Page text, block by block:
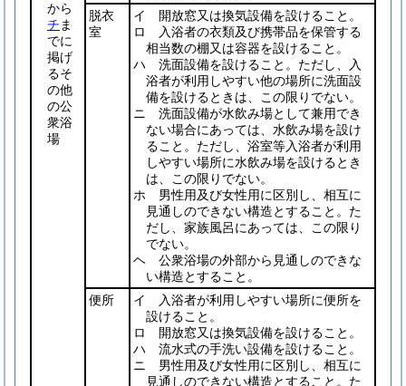
から
チ ま
でに
掲げ
るそ
の他
の公
衆浴
場
脱衣
室
イ 開放窓又は換気設備を設けること。
ロ 入浴者の衣類及び携帯品を保管する
相当数の棚又は容器を設けること。
ハ 洗面設備を設けること。ただし、入
浴者が利用しやすい他の場所に洗面設
備を設けるときは、この限りでない。
ニ 洗面設備が水飲み場として兼用でき
ない場合にあっては、水飲み場を設け
ること。ただし、浴室等入浴者が利用
しやすい場所に水飲み場を設けるとき
は、この限りでない。
ホ 男性用及び女性用に区別し、相互に
見通しのできない構造とすること。た
だし、家族風呂にあっては、この限り
でない。
ヘ 公衆浴場の外部から見通しのできな
い構造とすること。
便所
イ 入浴者が利用しやすい場所に便所を
設けること。
ロ 開放窓又は換気設備を設けること。
ハ 流水式の手洗い設備を設けること。
ニ 男性用及び女性用に区別し、相互に
見通しのできない構造とすること。た